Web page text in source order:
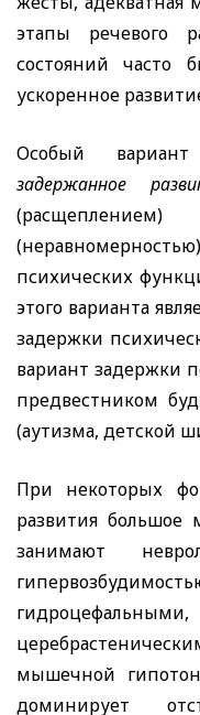
этапы речевого
состояний часто
ускоренное
Особый вариант
задержанное
психических
этого варианта
задержки
вариант задержки
предвестником
(аутизма, детской
При некоторых
развития большое
занимают
мышечной
доминирует